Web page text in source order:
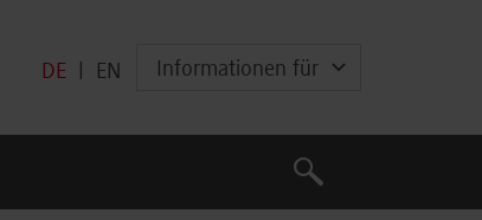
DE EN Informationen für
Suche
Suche